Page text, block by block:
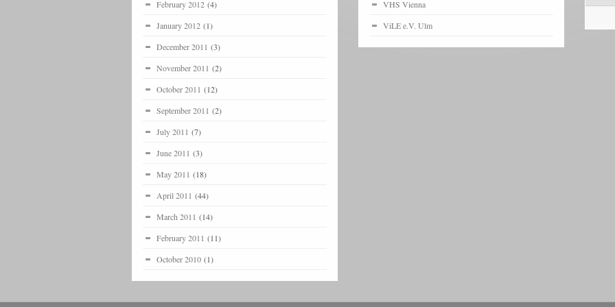
February 2012 (4)
January 2012 (1)
December 2011 (3)
November 2011 (2)
October 2011 (12)
September 2011 (2)
July 2011 (7)
June 2011 (3)
May 2011 (18)
April 2011 (44)
March 2011 (14)
February 2011 (11)
October 2010 (1)
VHS Vienna
ViLE e.V. Ulm